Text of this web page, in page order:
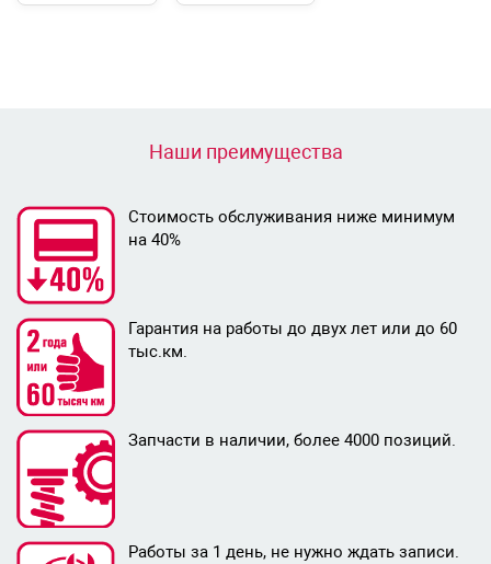
Наши преимущества
Стоимость обслуживания ниже минимум
на 40%
Гарантия на работы до двух лет или до 60
тыс.км.
Запчасти в наличии, более 4000 позиций.
Работы за 1 день, не нужно ждать записи.